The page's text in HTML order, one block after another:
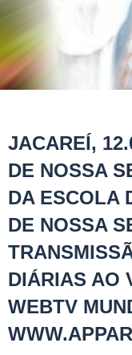
JACAREÍ,
DE NOSSA
DA ESCOLA
DE NOSSA
DIÁRIAS AO
WEBTV